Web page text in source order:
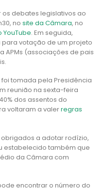
debates legislativos ao
no site da Câmara, no
YouTube. Em seguida,
para votação de um projeto
APMs (associações de pais
tomada pela Presidência
reunião na sexta-feira
dos assentos do
voltaram a valerregras
a adotar rodízio,
estabelecido também que
da Câmara com
encontrar o número do